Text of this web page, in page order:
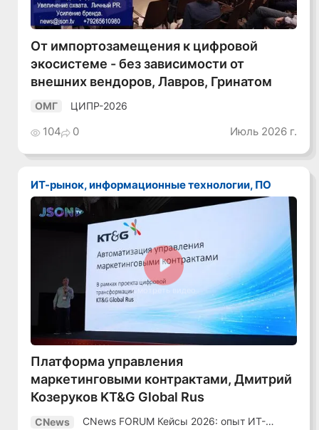
От импортозамещения к цифровой
экосистеме - без зависимости от
внешних вендоров, Лавров, Гринатом
ОМГ ЦИПР-2026
104 0 Июль 2026 г.
ИТ-рынок, информационные технологии, ПО
Смотреть видео
Платформа управления
маркетинговыми контрактами, Дмитрий
Козеруков KT&G Global Rus
CNews
CNews FORUM Кейсы 2026: опыт ИТ-